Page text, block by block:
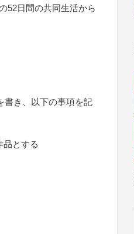
52日間の共同生活から
書き、以下の事項を記
とする